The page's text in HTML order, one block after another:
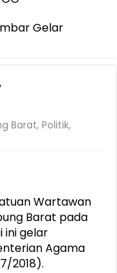
Gelar
Barat,Politik,
Wartawan
Barat pada
ini gelar
Agama
2018).